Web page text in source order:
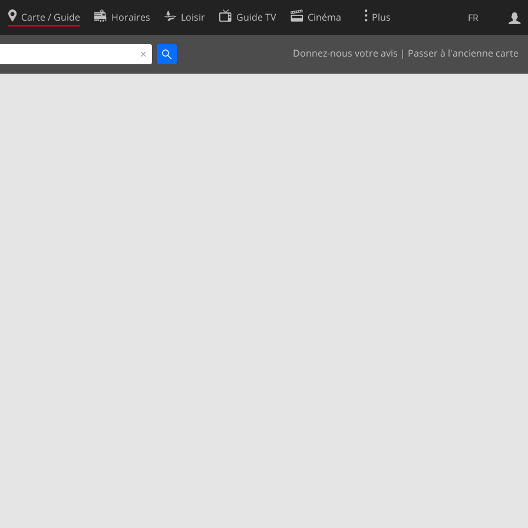
FR
Carte / Guide Horaires Loisir Guide TV Cinéma Plus
Donnez-nous votre avis | Passer à l'ancienne carte
Web
Politique en matière de cookies
Préférences de cookies